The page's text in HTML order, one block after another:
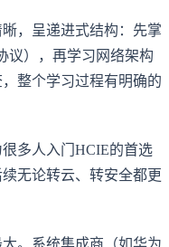
，呈递进式结构：先掌
议），再学习网络架构
整个学习过程有明确的
多人入门HCIE的首选
无论转云、转安全都更